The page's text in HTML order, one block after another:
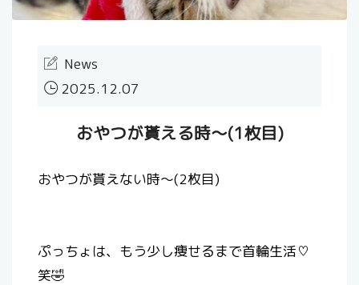
News
2025.12.07
おやつが貰える時～(1枚目)
⁡おやつが貰えない時～(2枚目)
ぷっちょは、もう少し痩せるまで首輪生活♡
笑🤣